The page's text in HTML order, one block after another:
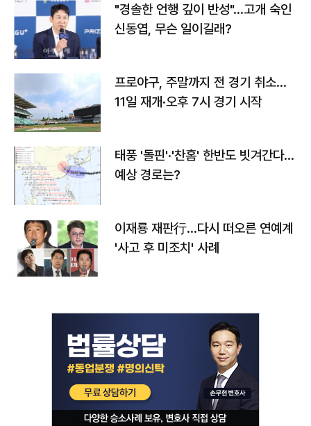
"경솔한 언행 깊이 반성"…고개 숙인
신동엽, 무슨 일이길래?
프로야구, 주말까지 전 경기 취소…
11일 재개·오후 7시 경기 시작
태풍 '돌핀'·'찬홈' 한반도 빗겨간다…
예상 경로는?
이재룡 재판行…다시 떠오른 연예계
'사고 후 미조치' 사례